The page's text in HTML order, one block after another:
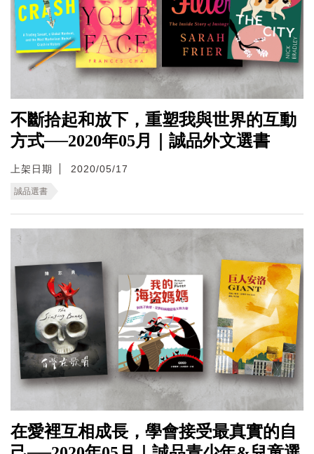
不斷拾起和放下，重塑我與世界的互動
方式──2020年05月｜誠品外文選書
上架日期 2020/05/17
誠品選書
在愛裡互相成長，學會接受最真實的自